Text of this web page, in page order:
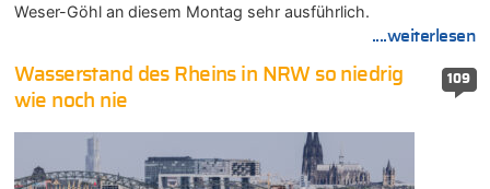
Weser-Göhl an diesem Montag sehr ausführlich.
....weiterlesen
109
Wasserstand des Rheins in NRW so niedrig
wie noch nie